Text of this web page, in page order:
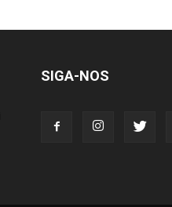
SIGA-NOS